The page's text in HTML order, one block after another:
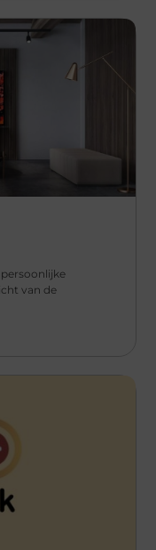
van de